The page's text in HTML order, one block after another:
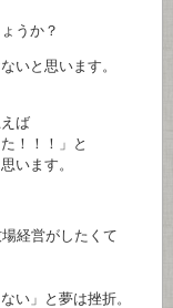
うか？
と思います。
ば
！！！」と
います。
経営がしたくて
」と夢は挫折。